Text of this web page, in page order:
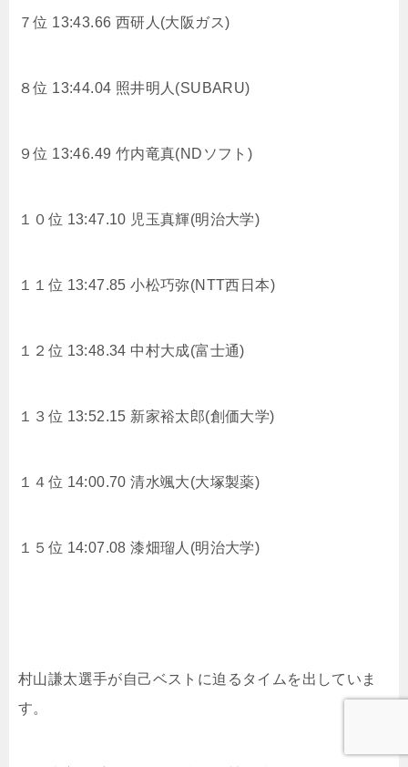
７位 13:43.66 西研人(大阪ガス)
８位 13:44.04 照井明人(SUBARU)
９位 13:46.49 竹内竜真(NDソフト)
１０位 13:47.10 児玉真輝(明治大学)
１１位 13:47.85小松巧弥(NTT西日本)
１２位 13:48.34 中村大成(富士通)
１３位 13:52.15 新家裕太郎(創価大学)
１４位 14:00.70清水颯大(大塚製薬)
１５位 14:07.08漆畑瑠人(明治大学)
村山謙太選手が自己ベストに迫るタイムを出していま
す。